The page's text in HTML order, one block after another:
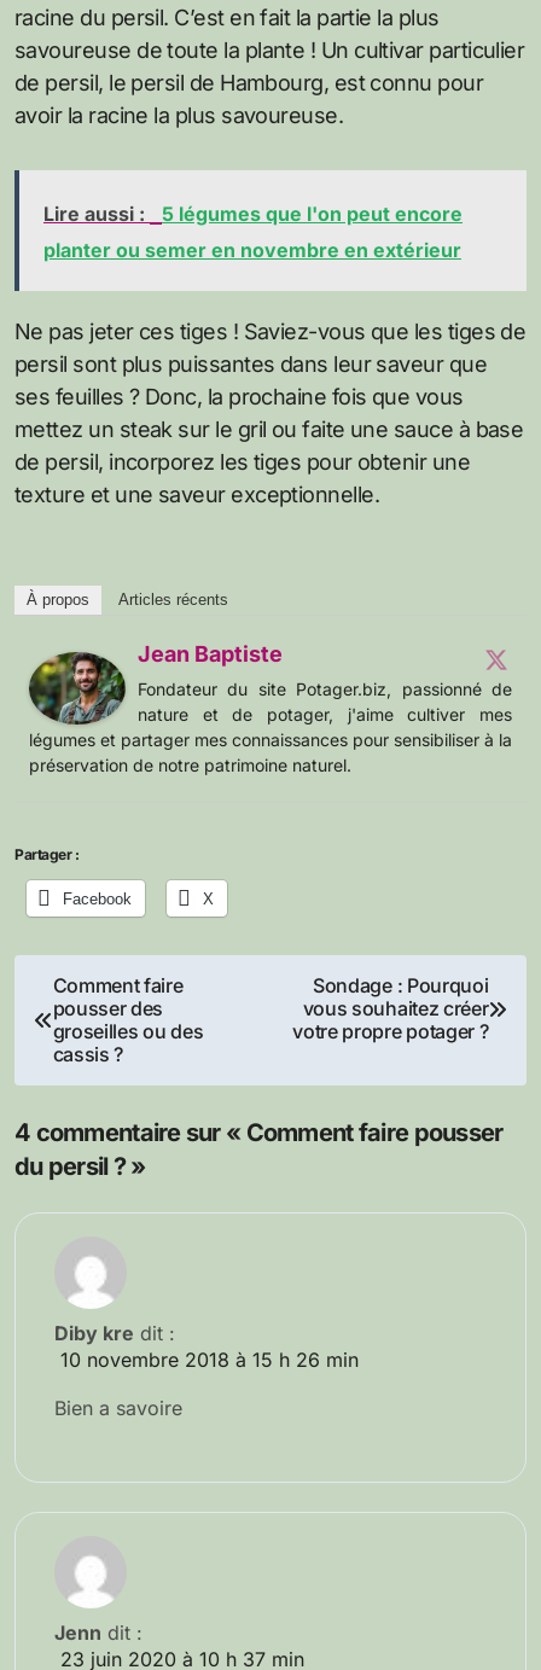
racine du persil. C’est en fait la partie la plus
savoureuse de toute la plante ! Un cultivar particulier
de persil, le persil de Hambourg, est connu pour
avoir la racine la plus savoureuse.
Lire aussi :
5 légumes que l'on peut encore
planter ou semer en novembre en extérieur
Ne pas jeter ces tiges ! Saviez-vous que les tiges de
persil sont plus puissantes dans leur saveur que
ses feuilles ? Donc, la prochaine fois que vous
mettez un steak sur le gril ou faite une sauce à base
de persil, incorporez les tiges pour obtenir une
texture et une saveur exceptionnelle.
À propos Articles récents
Jean Baptiste
Fondateur du site Potager.biz, passionné de
nature et de potager, j'aime cultiver mes
légumes et partager mes connaissances pour sensibiliser à la
préservation de notre patrimoine naturel.
Partager :
Facebook X
Navigation
de
l’article
Comment faire
pousser des
groseilles ou des
cassis ?
Sondage : Pourquoi
vous souhaitez créer
votre propre potager ?
4 commentaire sur « Comment faire pousser
du persil ? »
Diby kre dit :
10 novembre 2018 à 15 h 26 min
Bien a savoire
Jenn dit :
23 juin 2020 à 10 h 37 min